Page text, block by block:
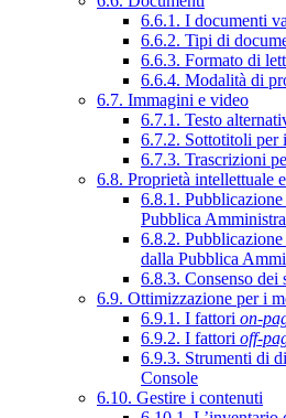
6.6.1. I documenti
6.6.2. Tipi di
6.6.3. Formato di
6.6.4. Modalità di
6.7. Immagini e video
6.7.1. Testo
6.7.2. Sottotitoli per
6.7.3. Trascrizioni
6.8. Proprietà intellettuale
6.8.1.
Pubblica
6.8.2.
dalla Pubblica
6.8.3. Consenso dei
6.9. Ottimizzazione per i
6.9.1. I fattori on-
6.9.2. I fattori off-
6.9.3. Strumenti di
Console
6.10. Gestire i contenuti